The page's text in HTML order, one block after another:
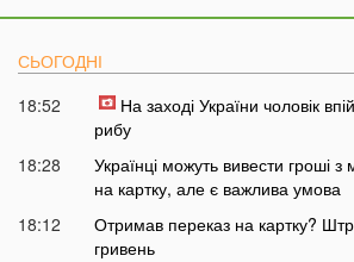
СЬОГОДНІ
18:52
На заході України чоловік
рибу
18:28
Українці можуть вивести гроші з
на картку, але є важлива умова
18:12
Отримав переказ на картку?
гривень